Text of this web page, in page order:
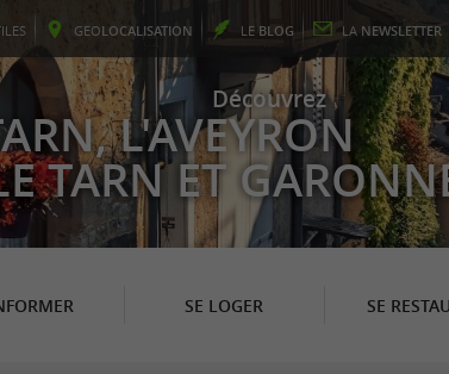
GEOLOCALISATION LE BLOG LA NEWSLETTER
Découvrez
L'AVEYRON
TARN ET
SE LOGER SE